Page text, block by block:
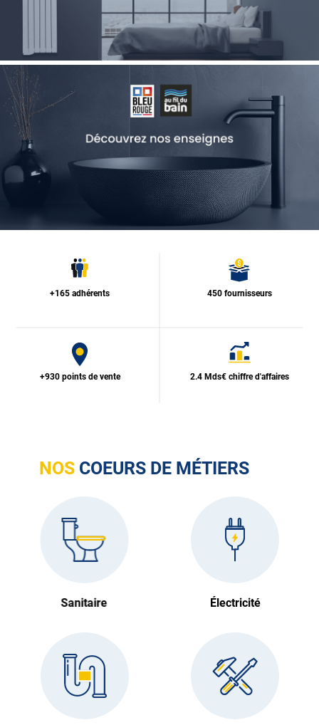
+165 adhérents 450 fournisseurs
+930 points de vente 2.4 Mds€ chiffre d'affaires
NOS COEURS DE MÉTIERS
Sanitaire Électricité